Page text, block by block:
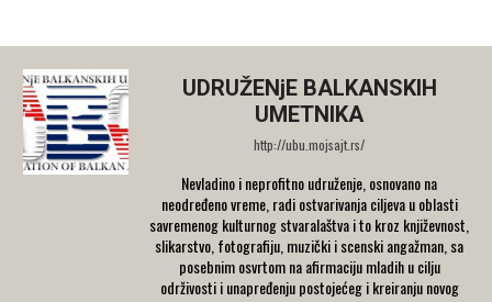
UDRUŽENjE BALKANSKIH
UMETNIKA
http://ubu.mojsajt.rs/
Nevladino i neprofitno udruženje, osnovano na
neodređeno vreme, radi ostvarivanja ciljeva u oblasti
savremenog kulturnog stvaralaštva i to kroz književnost,
slikarstvo, fotografiju, muzički i scenski angažman, sa
posebnim osvrtom na afirmaciju mladih u cilju
održivosti i unapređenju postojećeg i kreiranju novog